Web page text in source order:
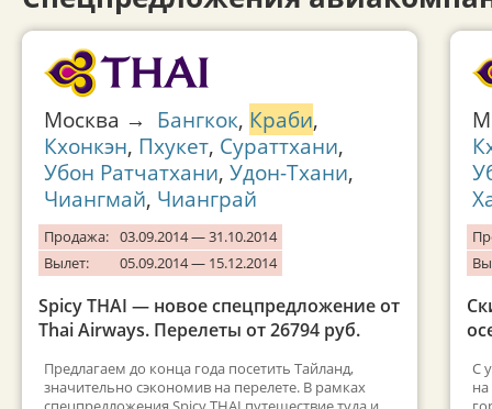
Москва → Бангкок, Краби,
Кхонкэн, Пхукет, Сураттхани,
Убон Ратчатхани, Удон-Тхани,
Чиангмай, Чианграй
Продажа: 03.09.2014 — 31.10.2014
Вылет:
05.09.2014 — 15.12.2014
Spicy THAI — новое спецпредложение от
Thai Airways. Перелеты от 26794 руб.
Предлагаем до конца года посетить Тайланд,
значительно сэкономив на перелете. В рамках
C